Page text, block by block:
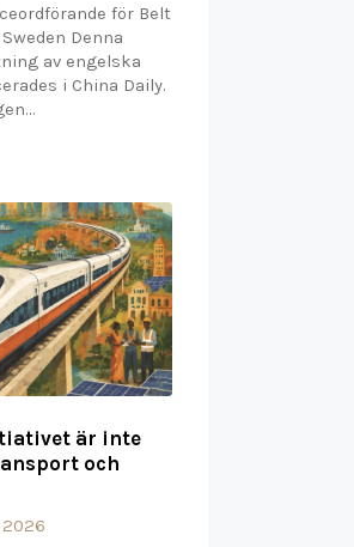
för Belt
Denna
av engelska
i China Daily.
är inte
och